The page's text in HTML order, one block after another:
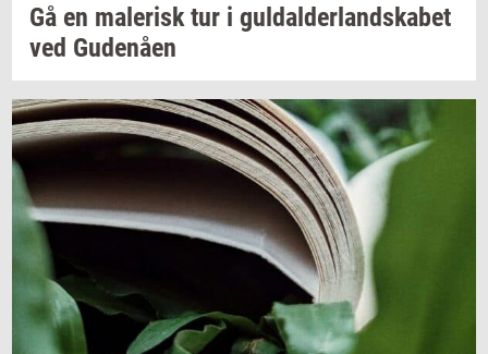
Gå en ma­le­risktur i gul­dal­der­land­ska­bet
ved Gu­denå­en